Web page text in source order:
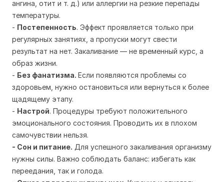
ангина, отит и т. д.) или аллергии на резкие перепады
температуры.
- Постепенность. Эффект проявляется только при
регулярных занятиях, а пропуски могут свести
результат на нет. Закаливание — не временный курс, а
образ жизни.
- Без фанатизма. Если появляются проблемы со
здоровьем, нужно остановиться или вернуться к более
щадящему этапу.
- Настрой. Процедуры требуют положительного
эмоционального состояния. Проводить их в плохом
самочувствии нельзя.
- Сон и питание. Для успешного закаливания организму
нужны силы. Важно соблюдать баланс: избегать как
переедания, так и голода.